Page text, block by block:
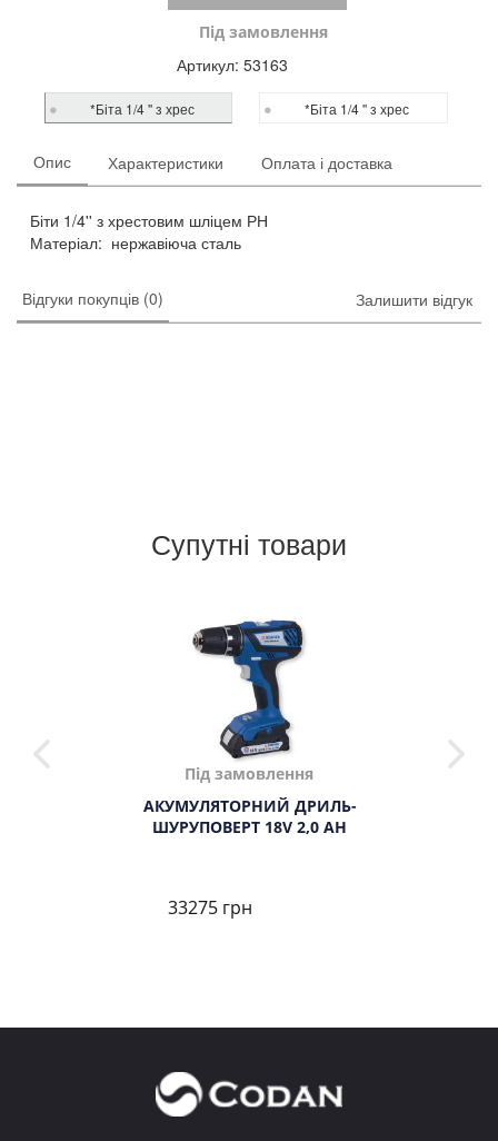
Під замовлення
Артикул: 53163
*Біта 1/4 '' з хрес *Біта 1/4 '' з хрес
Опис Характеристики Оплата і доставка
Біти 1/4'' з хрестовим шліцем РН
Матеріал: нержавіюча сталь
Відгуки покупців (0) Залишити відгук
Супутні товари
Під замовлення
АКУМУЛЯТОРНИЙ ДРИЛЬ-
ШУРУПОВЕРТ 18V 2,0 AH
33275 грн